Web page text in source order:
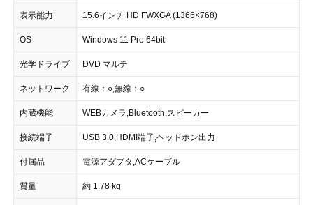
表示能力 15.6インチ HD FWXGA (1366×768)
OS Windows 11 Pro 64bit
光学ドライブ DVD マルチ
ネットワーク 有線：○,無線：○
内蔵機能 WEBカメラ,Bluetooth,スピーカー
接続端子 USB 3.0,HDMI端子,ヘッドホン出力
付属品 電源アダプタ,ACケーブル
質量 約 1.78 kg